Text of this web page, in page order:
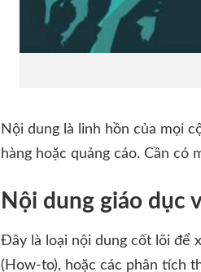
Nội dung là linh hồn của mọi
hàng hoặc quảng cáo. Cần
Nội dung giáo dục
Đây là loại nội dung cốt lõi để
(How-to), hoặc các phân tích